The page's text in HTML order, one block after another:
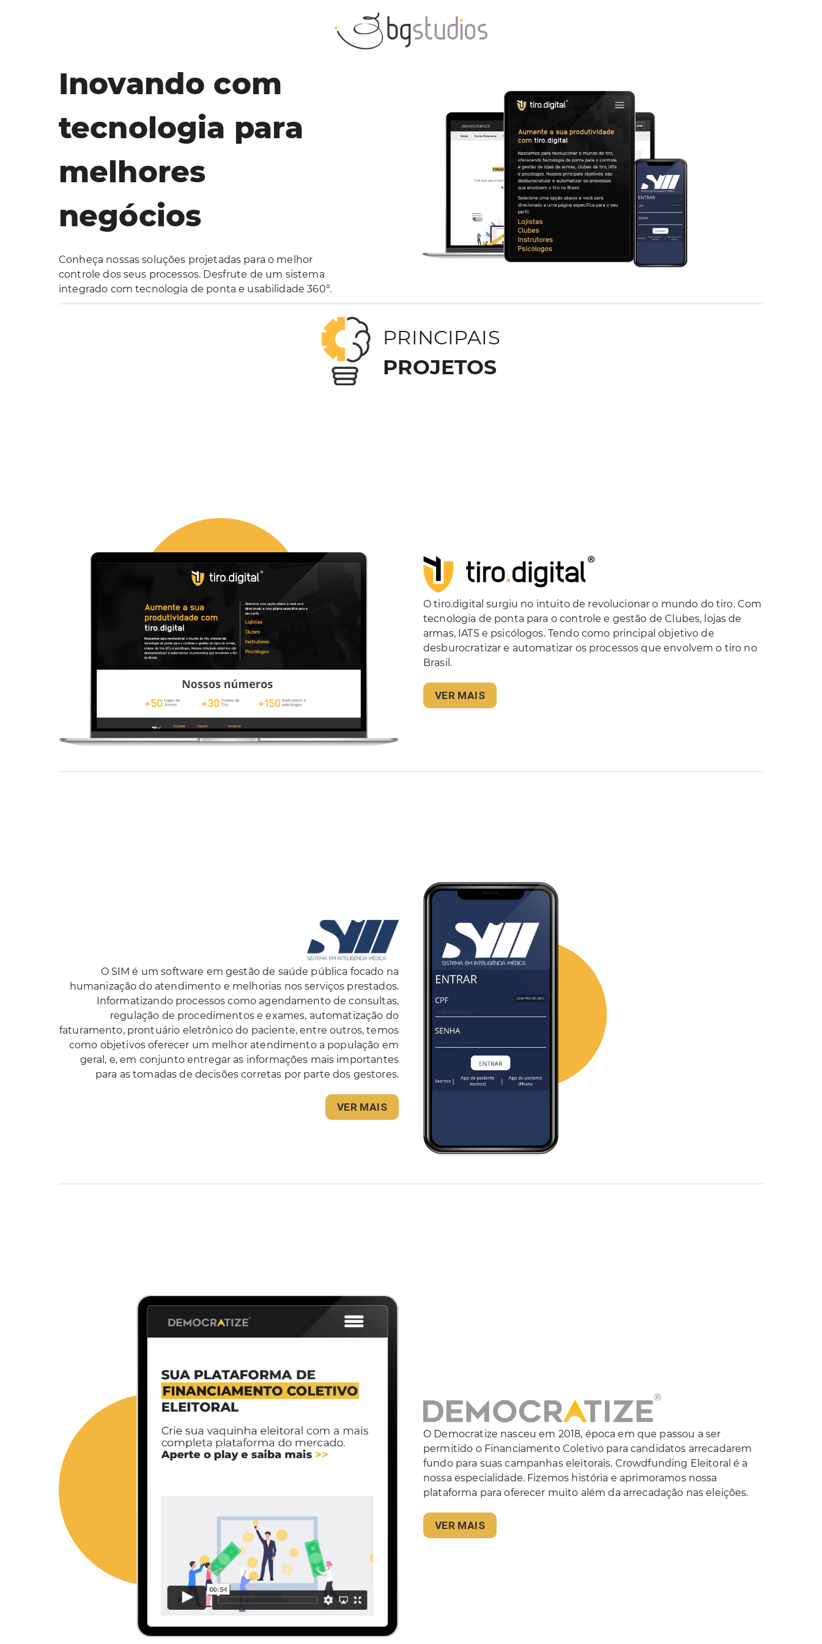
Inovando com
tecnologia para
melhores
negócios
Conheça nossas soluções projetadas para o melhor
controle dos seus processos. Desfrute de um sistema
integrado com tecnologia de ponta e usabilidade 360°.
PRINCIPAIS
PROJETOS
O tiro.digital surgiu no intuito de revolucionar o mundo do tiro. Com
tecnologia de ponta para o controle e gestão de Clubes, lojas de
armas, IATS e psicólogos. Tendo como principal objetivo de
desburocratizar e automatizar os processos que envolvem o tiro no
Brasil.
VER MAIS
O SIM é um software em gestão de saúde pública focado na
humanização do atendimento e melhorias nos serviços prestados.
Informatizando processos como agendamento de consultas,
regulação de procedimentos e exames, automatização do
faturamento, prontuário eletrônico do paciente, entre outros, temos
como objetivos oferecer um melhor atendimento a população em
geral, e, em conjunto entregar as informações mais importantes
para as tomadas de decisões corretas por parte dos gestores.
VER MAIS
O Democratize nasceu em 2018, época em que passou a ser
permitido o Financiamento Coletivo para candidatos arrecadarem
fundo para suas campanhas eleitorais. Crowdfunding Eleitoral é a
nossa especialidade. Fizemos história e aprimoramos nossa
plataforma para oferecer muito além da arrecadação nas eleições.
VER MAIS